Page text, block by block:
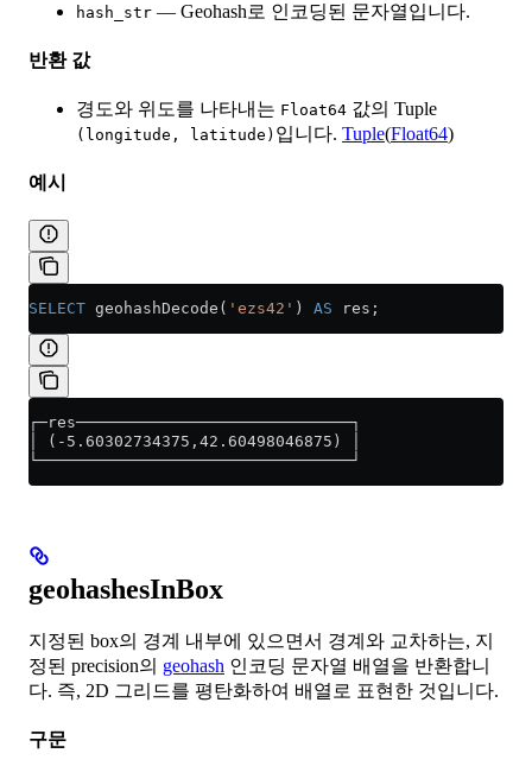
hash_str — Geohash로 인코딩된 문자열입니다.
반환 값
경도와 위도를 나타내는 Float64 값의 Tuple
(longitude, latitude) 입니다. Tuple(Float64)
예시
SELECT geohashDecode( 'ezs42' ) AS res;
┌─res─────────────────────────────┐
│ (-5.60302734375,42.60498046875) │
└─────────────────────────────────┘
geohashesInBox
지정된 box의 경계 내부에 있으면서 경계와 교차하는, 지
정된 precision의 geohash 인코딩 문자열 배열을 반환합니
다. 즉, 2D 그리드를 평탄화하여 배열로 표현한 것입니다.
구문